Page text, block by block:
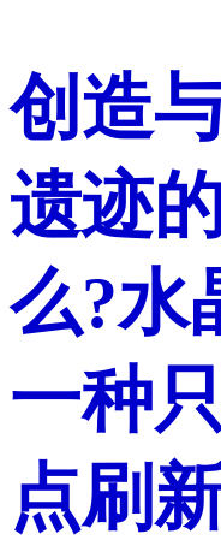
创造
遗迹
么?水
一种
点刷